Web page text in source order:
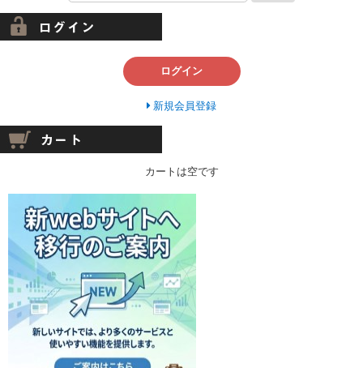
ログイン
新規会員登録
カートは空です